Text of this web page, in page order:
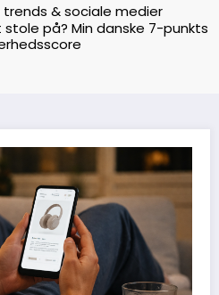
trends & sociale medier
på? Min danske 7-punkts